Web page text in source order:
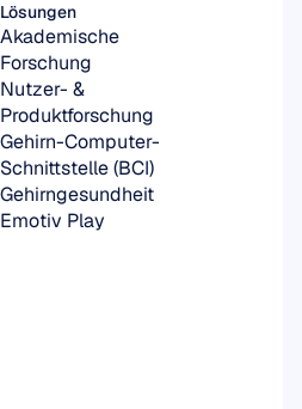
Lösungen
Akademische
Forschung
Nutzer- &
Produktforschung
Gehirn-Computer-
Schnittstelle (BCI)
Gehirngesundheit
Emotiv Play